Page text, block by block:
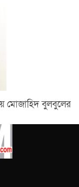
মোজাহিদ বুলবুলের